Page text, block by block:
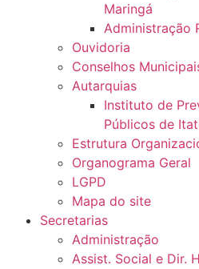
Maringá
Administração
Ouvidoria
Conselhos
Autarquias
Instituto de
Públicos de
Estrutura
Organograma Geral
LGPD
Mapa do site
Secretarias
Administração
Assist. Social e Dir.